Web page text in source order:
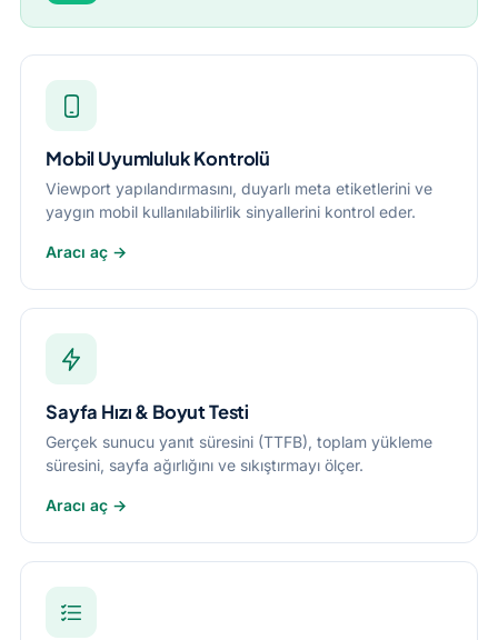
Mobil Uyumluluk Kontrolü
Viewport yapılandırmasını, duyarlı meta etiketlerini ve
yaygın mobil kullanılabilirlik sinyallerini kontrol eder.
Aracı aç →
Sayfa Hızı & Boyut Testi
Gerçek sunucu yanıt süresini (TTFB), toplam yükleme
süresini, sayfa ağırlığını ve sıkıştırmayı ölçer.
Aracı aç →